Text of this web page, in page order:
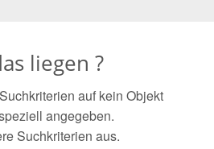
liegen ?
auf kein Objekt
angegeben.
Suchkriterien aus.